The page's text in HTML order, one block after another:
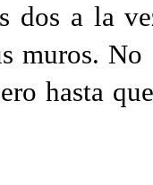
dos a la
muros.
hasta